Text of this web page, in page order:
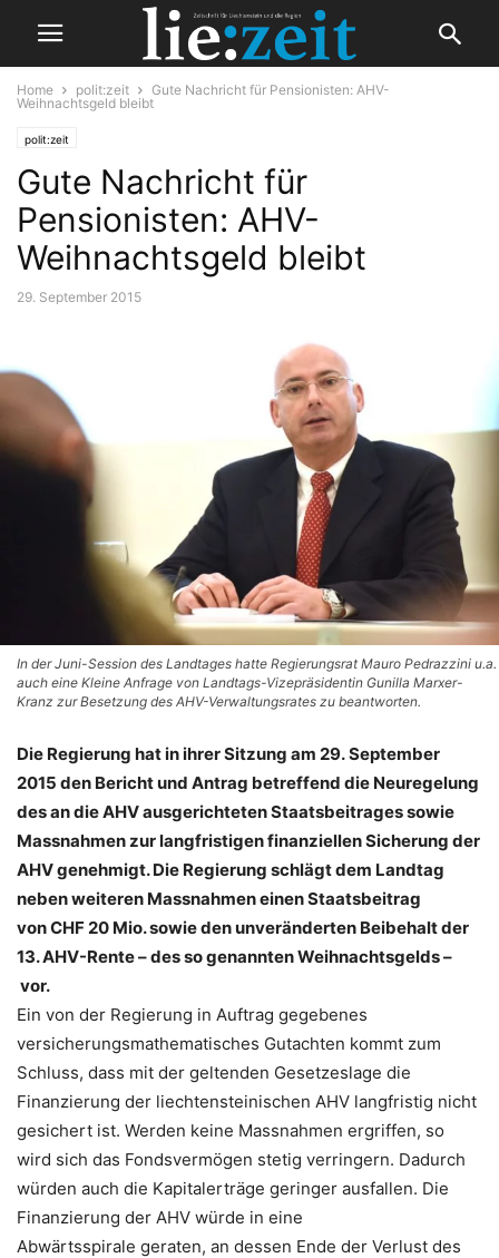
Home polit:zeit
Gute Nachricht für Pensionisten: AHV-
Weihnachtsgeld bleibt
polit:zeit
Gute Nachricht für
Pensionisten: AHV-
Weihnachtsgeld bleibt
29. September 2015
In der Juni-Session des Landtages hatte Regierungsrat Mauro Pedrazzini u.a.
auch eine Kleine Anfrage von Landtags-Vizepräsidentin Gunilla Marxer-
Kranz zur Besetzung des AHV-Verwaltungsrates zu beantworten.
Die Regierung hat in ihrer Sitzung am 29. September
2015 den Bericht und Antrag betreffend die Neuregelung
des an die AHV ausgerichteten Staatsbeitrages sowie
Massnahmen zur langfristigen finanziellen Sicherung der
AHV genehmigt. Die Regierung schlägt dem Landtag
neben weiteren Massnahmen einen Staatsbeitrag
von CHF 20 Mio. sowie den unveränderten Beibehalt der
13. AHV-Rente – des so genannten Weihnachtsgelds –
vor.
Ein von der Regierung in Auftrag gegebenes
versicherungsmathematisches Gutachten kommt zum
Schluss, dass mit der geltenden Gesetzeslage die
Finanzierung der liechtensteinischen AHV langfristig nicht
gesichert ist. Werden keine Massnahmen ergriffen, so
wird sich das Fondsvermögen stetig verringern. Dadurch
würden auch die Kapitalerträge geringer ausfallen. Die
Finanzierung der AHV würde in eine
Abwärtsspirale geraten, an dessen Ende der Verlust des